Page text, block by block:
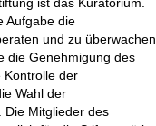
Aufgabe die
und zu überwachen
die Genehmigung des
Kontrolle der
Wahl der
Die Mitglieder des